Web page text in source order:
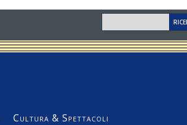
Cultura & Spettacoli